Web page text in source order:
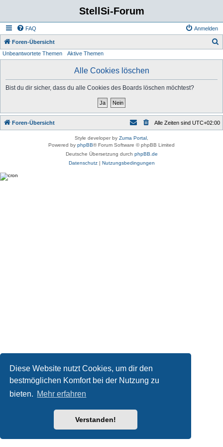
Diese Website nutzt Cookies, um dir den
bestmöglichen Komfort bei der Nutzung zu
bieten. Mehr erfahren
Verstanden!
StellSi-Forum
FAQ Anmelden
Foren-Übersicht
Unbeantwortete Themen Aktive Themen
Alle Cookies löschen
Bist du dir sicher, dass du alle Cookies des Boards löschen möchtest?
Foren-Übersicht Alle Zeiten sind UTC+02:00
Style developer by Zuma Portal
Powered by phpBB® Forum Software © phpBB Limited
Deutsche Übersetzung durch phpBB.de
Datenschutz| Nutzungsbedingungen